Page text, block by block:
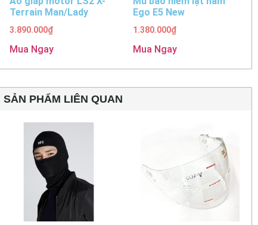
Terrain Man/Lady
3.890.000₫
Mua Ngay
Ego E5 New
1.380.000₫
Mua Ngay
SẢN PHẨM LIÊN QUAN